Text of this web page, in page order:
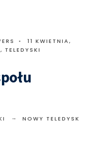
•
11 KWIETNIA,
, TELEDYSKI
NOWY TELEDYSK